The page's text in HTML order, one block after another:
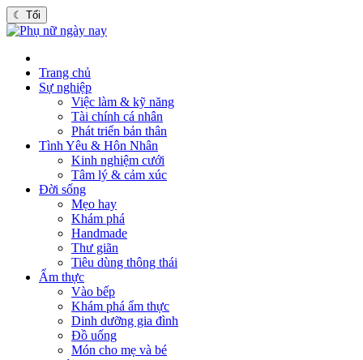
☾ Tối
Trang chủ
Sự nghiệp
Việc làm & kỹ năng
Tài chính cá nhân
Phát triển bản thân
Tình Yêu & Hôn Nhân
Kinh nghiệm cưới
Tâm lý & cảm xúc
Đời sống
Mẹo hay
Khám phá
Handmade
Thư giãn
Tiêu dùng thông thái
Ẩm thực
Vào bếp
Khám phá ẩm thực
Dinh dưỡng gia đình
Đồ uống
Món cho mẹ và bé